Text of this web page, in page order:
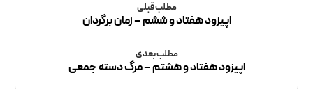
مطلب قبلی
اپیزود هفتاد و ششم – زمان برگردان
مطلب بعدی
اپیزود هفتاد و هشتم – مرگ دسته جمعی